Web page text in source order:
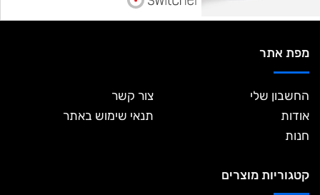
מפת אתר
החשבון שלי
אודות
חנות
צור קשר
תנאי שימוש באתר
קטגוריות מוצרים